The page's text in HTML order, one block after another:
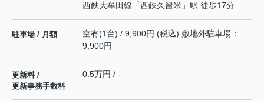
西鉄大牟田線 「西鉄久留米 」駅 徒歩17分
駐車場 / 月額
空有(1台) / 9,900円 (税込) 敷地外駐車場：
9,900円
更新料 /
更新事務手数料
0.5万円 / -